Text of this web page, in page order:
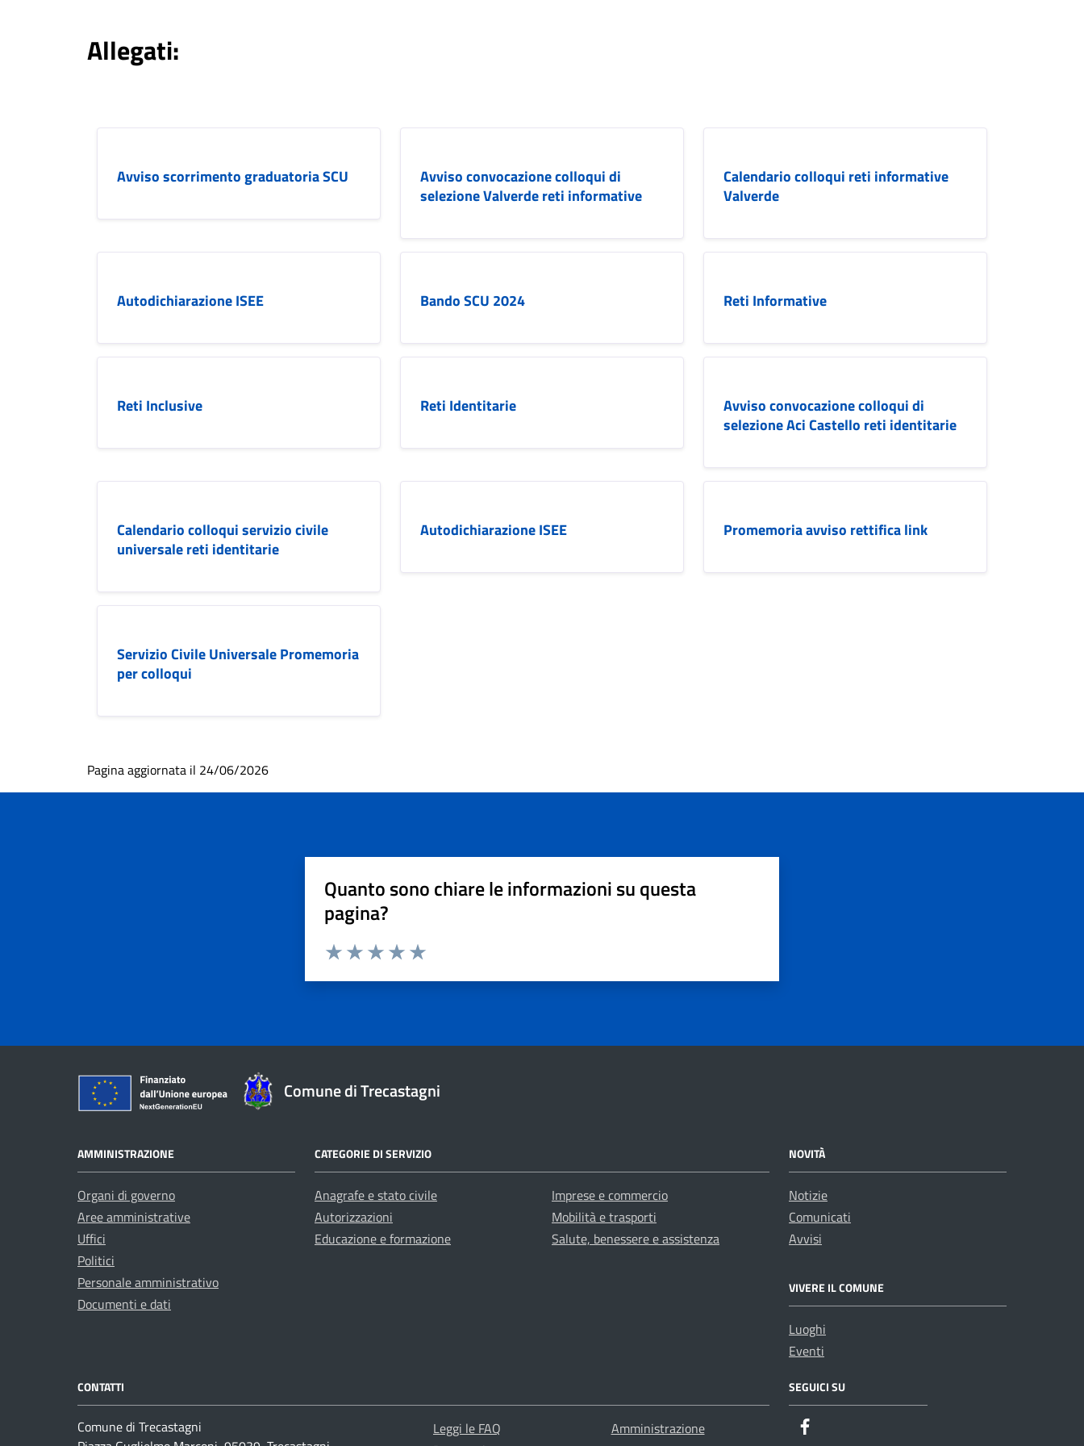
Allegati:
Avviso scorrimento graduatoria SCU
Avviso convocazione colloqui di
selezione Valverde reti informative
Calendario colloqui reti informative
Valverde
Autodichiarazione ISEE Bando SCU 2024 Reti Informative
Reti Inclusive Reti Identitarie
Avviso convocazione colloqui di
selezione Aci Castello reti identitarie
Calendario colloqui servizio civile
universale reti identitarie
Autodichiarazione ISEE Promemoria avviso rettifica link
Servizio Civile Universale Promemoria
per colloqui
Pagina aggiornata il 24/06/2026
Quanto sono chiare le informazioni su questa
pagina?
Comune di Trecastagni
AMMINISTRAZIONE
Organi di governo
Aree amministrative
Uffici
Politici
Personale amministrativo
Documenti e dati
CATEGORIE DI SERVIZIO
Anagrafe e stato civile
Autorizzazioni
Educazione e formazione
Imprese e commercio
Mobilità e trasporti
Salute, benessere e assistenza
NOVITÀ
Notizie
Comunicati
Avvisi
VIVERE IL COMUNE
Luoghi
Eventi
CONTATTI
Comune di Trecastagni
Leggi le FAQ
Amministrazione
SEGUICI SU